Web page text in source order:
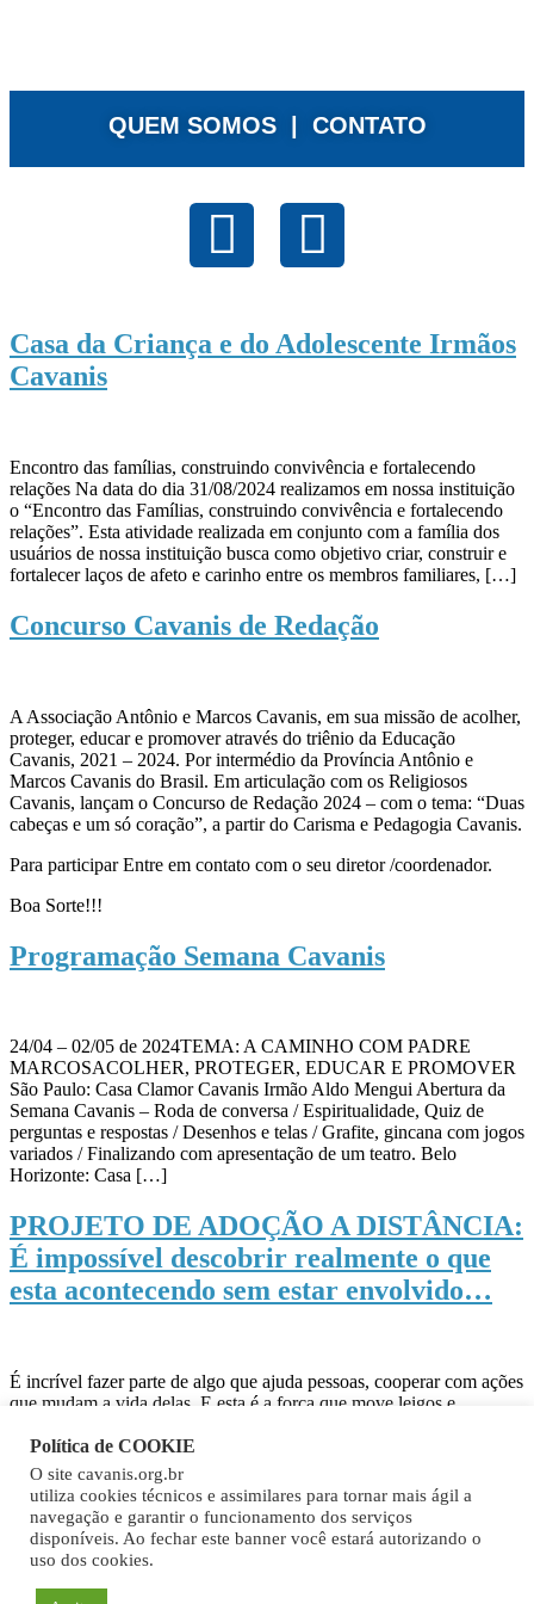
QUEM SOMOS | CONTATO
Casa da Criança e do Adolescente Irmãos
Cavanis
Encontro das famílias, construindo convivência e fortalecendo
relações Na data do dia 31/08/2024 realizamos em nossa instituição
o “Encontro das Famílias, construindo convivência e fortalecendo
relações”. Esta atividade realizada em conjunto com a família dos
usuários de nossa instituição busca como objetivo criar, construir e
fortalecer laços de afeto e carinho entre os membros familiares, […]
Concurso Cavanis de Redação
A Associação Antônio e Marcos Cavanis, em sua missão de acolher,
proteger, educar e promover através do triênio da Educação
Cavanis, 2021 – 2024. Por intermédio da Província Antônio e
Marcos Cavanis do Brasil. Em articulação com os Religiosos
Cavanis, lançam o Concurso de Redação 2024 – com o tema: “Duas
cabeças e um só coração”, a partir do Carisma e Pedagogia Cavanis.
Para participar Entre em contato com o seu diretor /coordenador.
Boa Sorte!!!
Programação Semana Cavanis
24/04 – 02/05 de 2024TEMA: A CAMINHO COM PADRE
MARCOSACOLHER, PROTEGER, EDUCAR E PROMOVER
São Paulo: Casa Clamor Cavanis Irmão Aldo Mengui Abertura da
Semana Cavanis – Roda de conversa / Espiritualidade, Quiz de
perguntas e respostas / Desenhos e telas / Grafite, gincana com jogos
variados / Finalizando com apresentação de um teatro. Belo
Horizonte: Casa […]
PROJETO DE ADOÇÃO A DISTÂNCIA:
É impossível descobrir realmente o que
esta acontecendo sem estar envolvido…
É incrível fazer parte de algo que ajuda pessoas, cooperar com ações
que mudam a vida delas. E esta é a força que move leigos e
PROJETO ENTRA NA ALEGRIA DA MISSÃO CAVANIS,
projeto este que garante a possibilidade de mais de 300 crianças
africanas a […]
Seja missão. Encontre-se e viva!
Política de COOKIE
O site cavanis.org.br
utiliza cookies técnicos e assimilares para tornar mais ágil a
navegação e garantir o funcionamento dos serviços
disponíveis. Ao fechar este banner você estará autorizando o
uso dos cookies.